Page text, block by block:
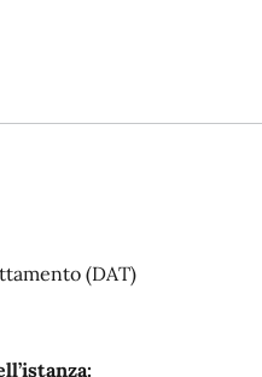
(DAT)